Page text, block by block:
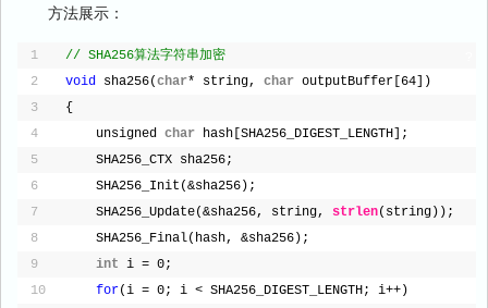
方法展示：
1
2
3
4
5
6
7
8
9
10
// SHA256算法字符串加密
void sha256(char* string, char outputBuffer[64])
{
unsigned char hash[SHA256_DIGEST_LENGTH];
SHA256_CTX sha256;
SHA256_Init(&sha256);
SHA256_Update(&sha256, string, strlen(string));
SHA256_Final(hash, &sha256);
int i = 0;
for(i = 0; i < SHA256_DIGEST_LENGTH; i++)